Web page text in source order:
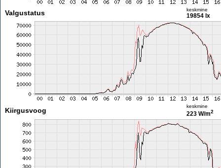
Valgustatus keskmine
19854 lx
Kiirgusvoog
keskmine
223 W/m2